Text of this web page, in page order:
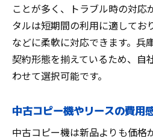
兵庫県の業務用コピ
説
リース・レンタルの
する
中古コピー機の価格推
化
導入方法ごとの価格
ことが多く、トラブル時の対応
タルは短期間の利用に適してお
などに柔軟に対応できます。兵
契約形態を揃えているため、自
わせて選択可能です。
中古コピー機やリースの費用
中古コピー機は新品よりも価格